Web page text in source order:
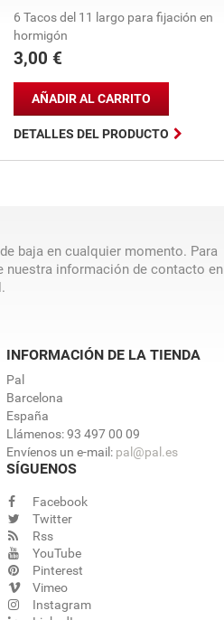
6 Tacos del 11 largo para fijación en
hormigón
Precio
3,00 €

AÑADIR AL CARRITO
DETALLES DEL PRODUCTO
baja en cualquier momento. Para
nuestra información de contacto en
INFORMACIÓN DE LA TIENDA
Pal
Barcelona
España
Llámenos:93 497 00 09
Envíenos un e-mail: pal@pal.es
SÍGUENOS
Facebook
Twitter
Rss
YouTube
Pinterest
Vimeo
Instagram